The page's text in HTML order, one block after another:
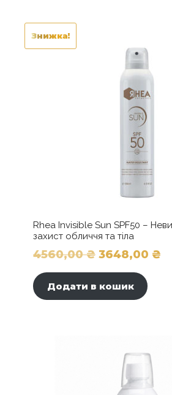
Знижка!
Rhea Invisible Sun SPF50 –
захист обличчя та тіла
4560,00₴ Оригінальна
ціна:
4560,00 ₴.
3648,00 ₴
Додати в кошик